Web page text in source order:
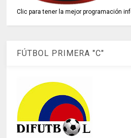
Clic para tener la mejor programación
FÚTBOL PRIMERA "C"